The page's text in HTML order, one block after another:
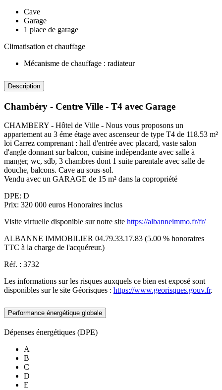
Cave
Garage
1 place de garage
Climatisation et chauffage
Mécanisme de chauffage : radiateur
Description
Chambéry - Centre Ville - T4 avec Garage
CHAMBERY - Hôtel de Ville - Nous vous proposons un
appartement au 3 éme étage avec ascenseur de type T4 de 118.53 m²
loi Carrez comprenant : hall d'entrée avec placard, vaste salon
d'angle donnant sur balcon, cuisine indépendante avec salle à
manger, wc, sdb, 3 chambres dont 1 suite parentale avec salle de
douche, balcons. Cave au sous-sol.
Vendu avec un GARAGE de 15 m² dans la copropriété
DPE: D
Prix: 320 000 euros Honoraires inclus
Visite virtuelle disponible sur notre site https://albanneimmo.fr/fr/
ALBANNE IMMOBILIER 04.79.33.17.83 (5.00 % honoraires
TTC à la charge de l'acquéreur.)
Réf. : 3732
Les informations sur les risques auxquels ce bien est exposé sont
disponibles sur le site Géorisques : https://www.georisques.gouv.fr.
Performance énergétique globale
Dépenses énergétiques (DPE)
A
B
C
D
E